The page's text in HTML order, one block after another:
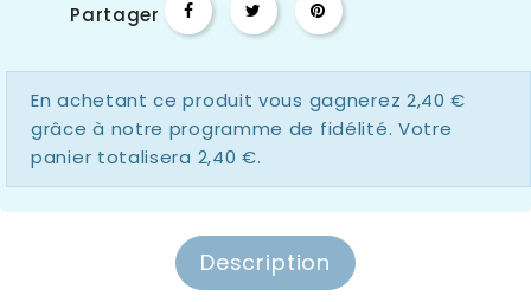
Partager
En achetant ce produit vous gagnerez 2,40 €
grâce à notre programme de fidélité. Votre
panier totalisera 2,40 €.
Description